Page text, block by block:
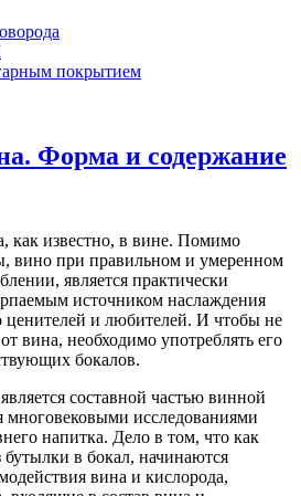
покрытием
Форма и содержание
как известно, в вине. Помимо
вино при правильном и умеренном
является практически
источником наслаждения
ценителей и любителей. И чтобы не
вина, необходимо употреблять его
бокалов.
составной частью винной
многовековыми исследованиями
напитка. Дело в том, что как
бутылки в бокал, начинаются
вина и кислорода,